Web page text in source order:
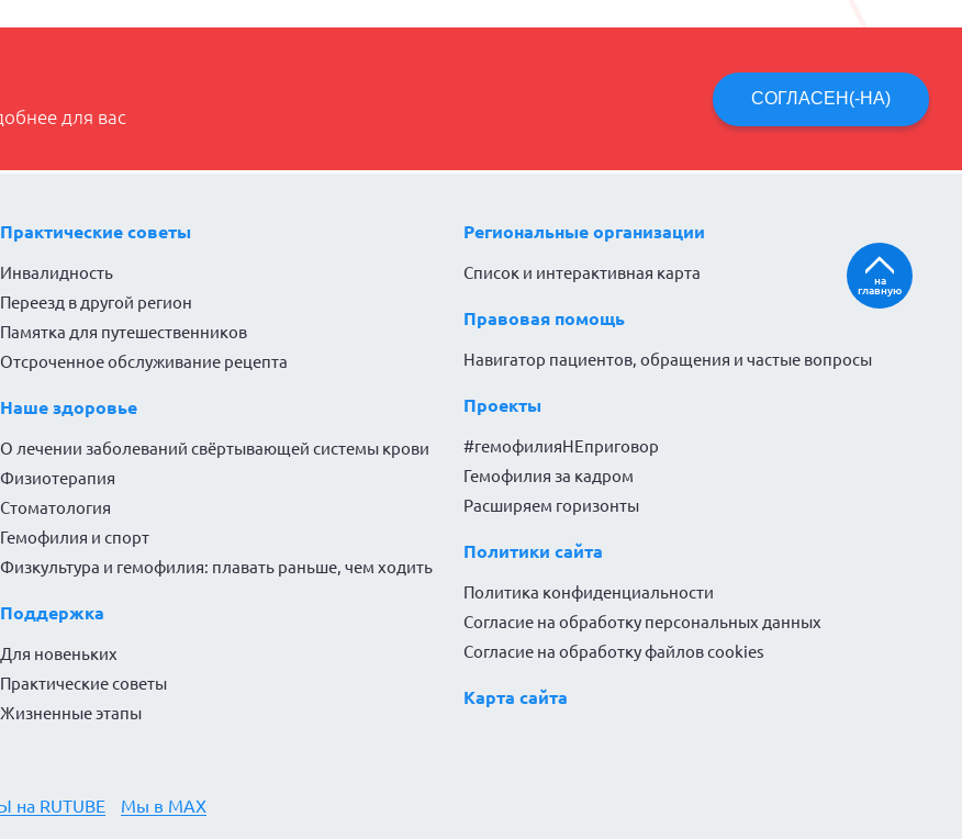
для вас
СОГЛАСЕН(-НА)
Практические советы
Инвалидность
Переезд в другой регион
Памятка для путешественников
Отсроченное обслуживание рецепта
Наше здоровье
О лечении заболеваний свёртывающей системы крови
Физиотерапия
Стоматология
Гемофилия и спорт
Физкультура и гемофилия: плавать раньше, чем ходить
Поддержка
Для новеньких
Практические советы
Жизненные этапы
Региональные организации
Список и интерактивная карта
Правовая помощь
Навигатор пациентов, обращения и частые вопросы
Проекты
#гемофилияНЕприговор
Гемофилия за кадром
Расширяем горизонты
Политики сайта
Политика конфиденциальности
Согласие на обработку персональных данных
Согласие на обработку файлов cookies
Карта сайта
на RUTUBE Мы в MAX
на
главную